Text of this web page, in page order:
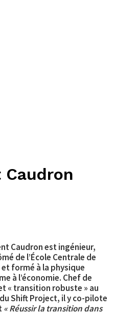
Caudron est ingénieur,
de l’École Centrale de
et formé à la physique
à l’économie. Chef de
« transition robuste » au
Shift Project, il y co-pilote
« Réussir la transition dans